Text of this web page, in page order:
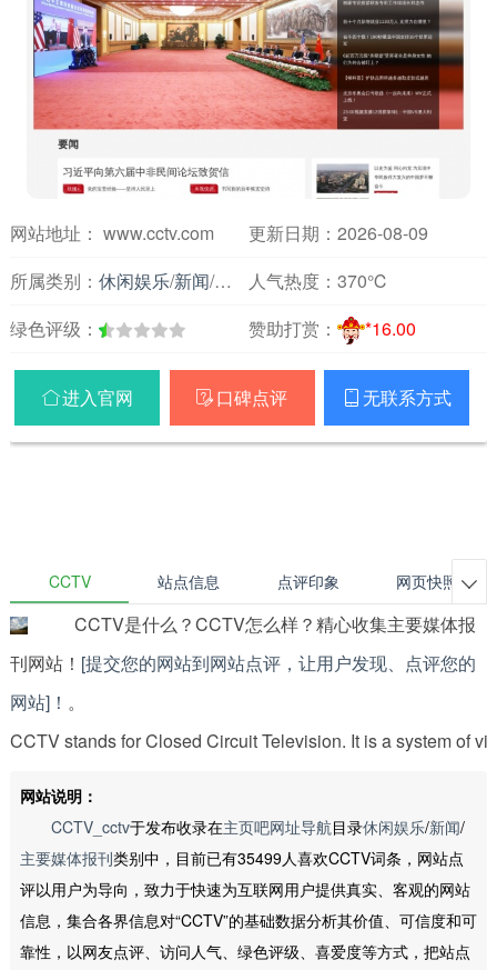
网站地址： www.cctv.com
更新日期：2026-08-09
所属类别： 休闲娱乐/新闻/主要媒体报刊
人气热度： 370℃
绿色评级：
赞助打赏： *16.00
进入官网  口碑点评  无联系方式
CCTV 站点信息 点评印象 网页快照 
CCTV是什么？CCTV怎么样？精心收集主要媒体报
刊网站！ [提交您的网站到网站点评，让用户发现、点评您的
网站]！ 。
CCTV stands for Closed Circuit Television. It is a system of
网站说明：
CCTV_cctv于发布收录在主页吧网址导航目录休闲娱乐/新闻/
主要媒体报刊类别中，目前已有35499人喜欢CCTV词条，网站点
评以用户为导向，致力于快速为互联网用户提供真实、客观的网站
信息，集合各界信息对“CCTV”的基础数据分析其价值、可信度和可
靠性，以网友点评、访问人气、绿色评级、喜爱度等方式，把站点